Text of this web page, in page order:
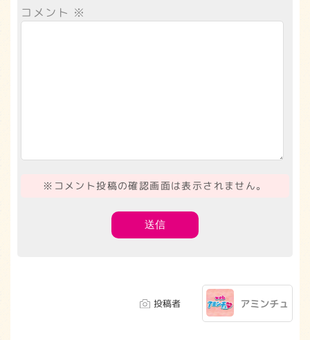
コメント ※
※コメント投稿の確認画面は表示されません。
投稿者 アミンチュ